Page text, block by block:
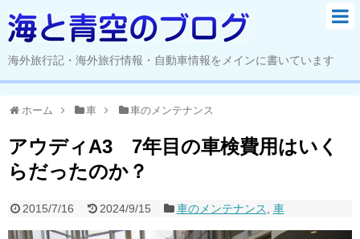
海外旅行記・海外旅行情報・自動車情報をメインに書いています
ホーム 車 車のメンテナンス
アウディA3 7年目の車検費用はいく
らだったのか？
2015/7/16 2024/9/15 車のメンテナンス 車